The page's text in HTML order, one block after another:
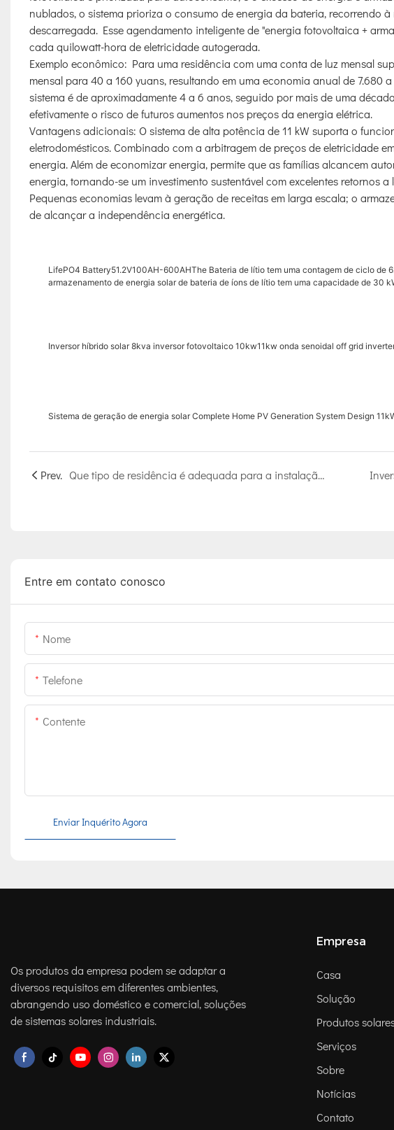
nublados, o sistema prioriza o consumo de energia da bateria, recorrendo
descarregada. Esse agendamento inteligente de "energia fotovoltaica +
cada quilowatt-hora de eletricidade autogerada.
Exemplo econômico: Para uma residência com uma conta de luz mensal
mensal para 40 a 160 yuans, resultando em uma economia anual de 7.680
sistema é de aproximadamente 4 a 6 anos, seguido por mais de uma
efetivamente o risco de futuros aumentos nos preços da energia elétrica.
Vantagens adicionais: O sistema de alta potência de 11 kW suporta o
eletrodomésticos. Combinado com a arbitragem de preços de eletricidade
energia. Além de economizar energia, permite que as famílias alcancem
energia, tornando-se um investimento sustentável com excelentes retornos a
Pequenas economias levam à geração de receitas em larga escala; o
de alcançar a independência energética.
LifePO4 Battery51.2V100AH-600AHThe Bateria de lítio tem uma contagem de ciclo de
armazenamento de energia solar de bateria de íons de lítio tem uma capacidade de 30
Inversor híbrido solar 8kva inversor fotovoltaico 10kw11kw onda senoidal off grid
Sistema de geração de energia solar Complete Home PV Generation System Design
Prev. Que tipo de residência é adequada para a instalação de um sistema híbrido de energia solar de 11 kW?
Entre em contato conosco
Nome
Telefone
Contente
Enviar Inquérito Agora
Os produtos da empresa podem se adaptar a
diversos requisitos em diferentes ambientes,
abrangendo uso doméstico e comercial, soluções
de sistemas solares industriais.
Empresa
Casa
Solução
Produtos
Serviços
Sobre
Notícias
Contato